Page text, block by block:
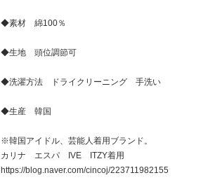
◆素材 綿100％
◆生地 頭位調節可
◆洗濯方法 ドライクリーニング 手洗い
◆生産 韓国
※韓国アイドル、芸能人着用ブランド。
カリナ エスパ IVE ITZY着用
https://blog.naver.com/cincoj/223711982155